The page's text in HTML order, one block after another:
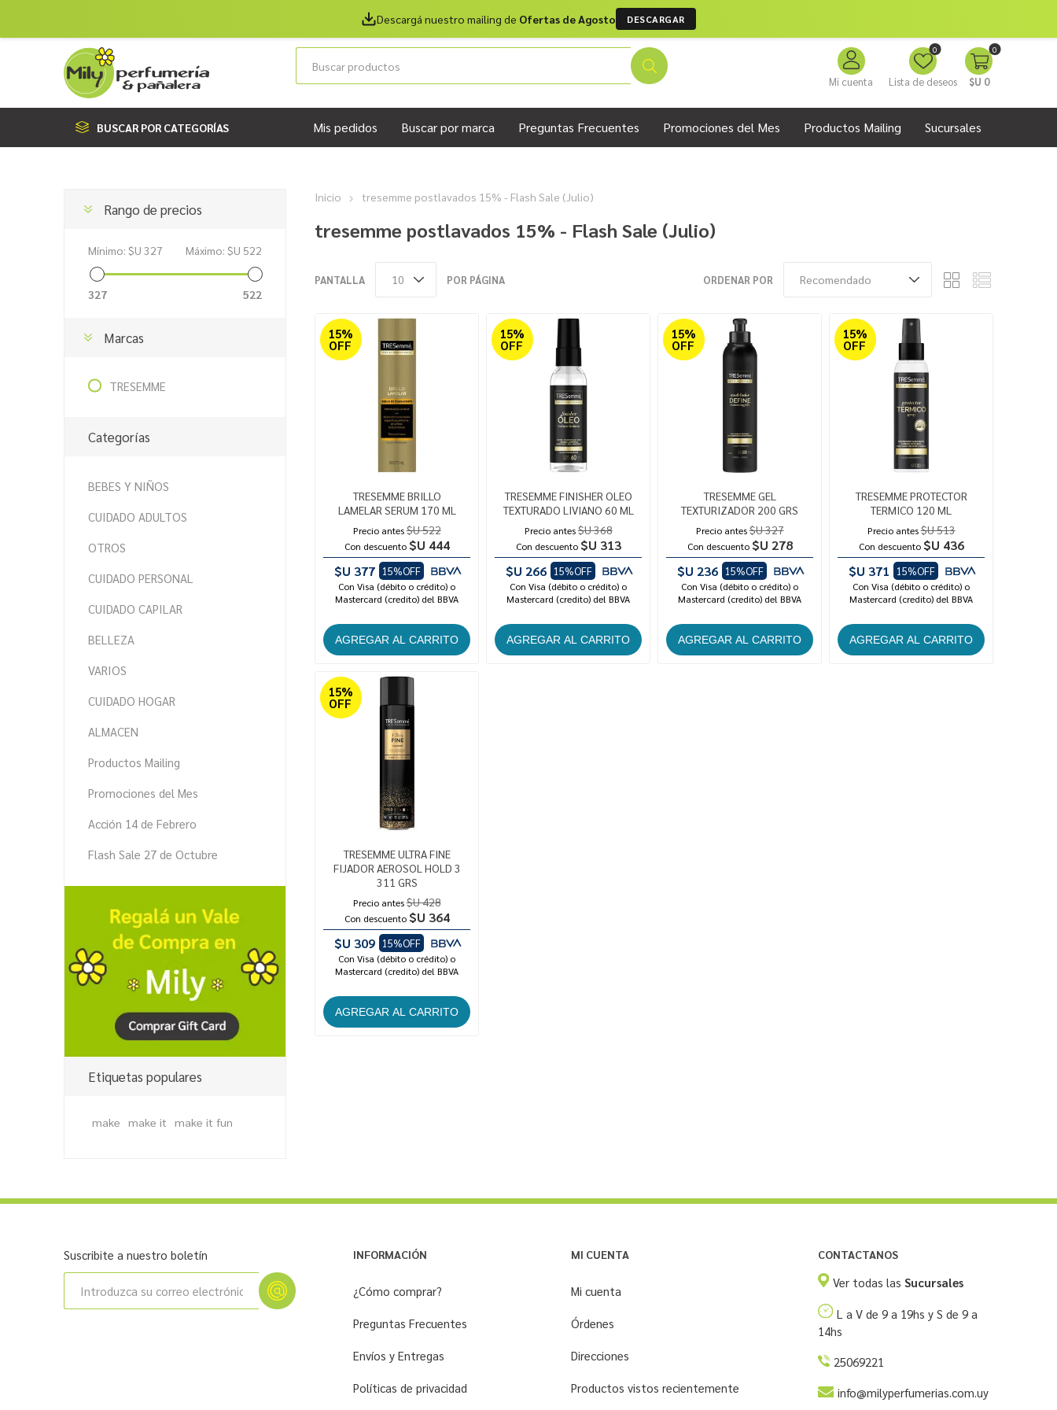
Descargá nuestro mailing de Ofertas de Agosto DESCARGAR
Mi cuenta Lista de deseos
0 0
$U 0
BUSCAR POR CATEGORÍAS Mis pedidos Buscar por marca Preguntas Frecuentes Promociones del Mes Productos Mailing Sucursales
Inicio tresemme postlavados 15% - Flash Sale (Julio)
tresemme postlavados 15% - Flash Sale (Julio)
ORDENAR POR
PANTALLA POR PÁGINA
15%
OFF
TRESEMME BRILLO
LAMELAR SERUM 170 ML
Precio antes$U 522
Con descuento $U 444
$U 377
15%OFF
Con Visa (débito o crédito) o
Mastercard (credito) del BBVA
15%
OFF
TRESEMME FINISHER OLEO
TEXTURADO LIVIANO 60 ML
Precio antes$U 368
Con descuento $U 313
$U 266
15%OFF
Con Visa (débito o crédito) o
Mastercard (credito) del BBVA
15%
OFF
TRESEMME GEL
TEXTURIZADOR 200 GRS
Precio antes$U 327
Con descuento $U 278
$U 236
15%OFF
Con Visa (débito o crédito) o
Mastercard (credito) del BBVA
15%
OFF
TRESEMME PROTECTOR
TERMICO 120 ML
Precio antes$U 513
Con descuento $U 436
$U 371
15%OFF
Con Visa (débito o crédito) o
Mastercard (credito) del BBVA
15%
OFF
TRESEMME ULTRA FINE
FIJADOR AEROSOL HOLD 3
311 GRS
Precio antes$U 428
Con descuento $U 364
$U 309
15%OFF
Con Visa (débito o crédito) o
Mastercard (credito) del BBVA
Rango de precios
Mínimo: $U 327 Máximo: $U 522
327 522
Marcas
TRESEMME
Categorías
BEBES Y NIÑOS
CUIDADO ADULTOS
OTROS
CUIDADO PERSONAL
CUIDADO CAPILAR
BELLEZA
VARIOS
CUIDADO HOGAR
ALMACEN
Productos Mailing
Promociones del Mes
Acción 14 de Febrero
Flash Sale 27 de Octubre
Etiquetas populares
make make it make it fun
Suscribite a nuestro boletín INFORMACIÓN
¿Cómo comprar?
Preguntas Frecuentes
Envíos y Entregas
Políticas de privacidad
MI CUENTA
Mi cuenta
Órdenes
Direcciones
Productos vistos recientemente
CONTACTANOS
Ver todas las Sucursales
L a V de 9 a 19hs y S de 9 a
14hs
25069221
info@milyperfumerias.com.uy